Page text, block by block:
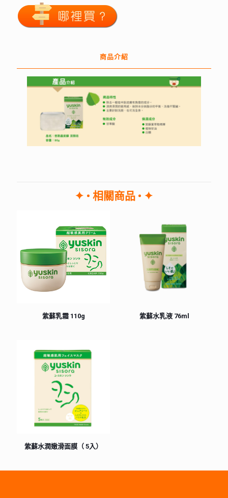
商品介紹
✦ • 相關商品 • ✦
紫蘇乳霜 110g 紫蘇水乳液 76ml
紫蘇水潤嫩滑面膜（ 5入）